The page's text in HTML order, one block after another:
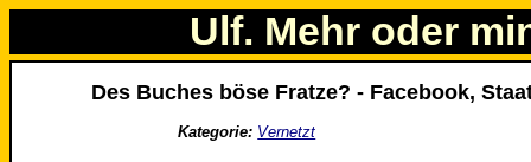
Ulf. Mehr oder
Des Buches böse Fratze? - Facebook,
Kategorie: Vernetzt